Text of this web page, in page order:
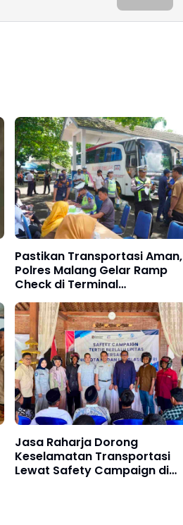
Pastikan Transportasi Aman,
Polres Malang Gelar Ramp
Check di Terminal
Talangagung
Jasa Raharja Dorong
Keselamatan Transportasi
Lewat Safety Campaign di